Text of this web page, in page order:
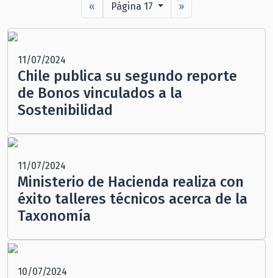
« Página 17 »
11/07/2024
Chile publica su segundo reporte
de Bonos vinculados a la
Sostenibilidad
11/07/2024
Ministerio de Hacienda realiza con
éxito talleres técnicos acerca de la
Taxonomía
10/07/2024